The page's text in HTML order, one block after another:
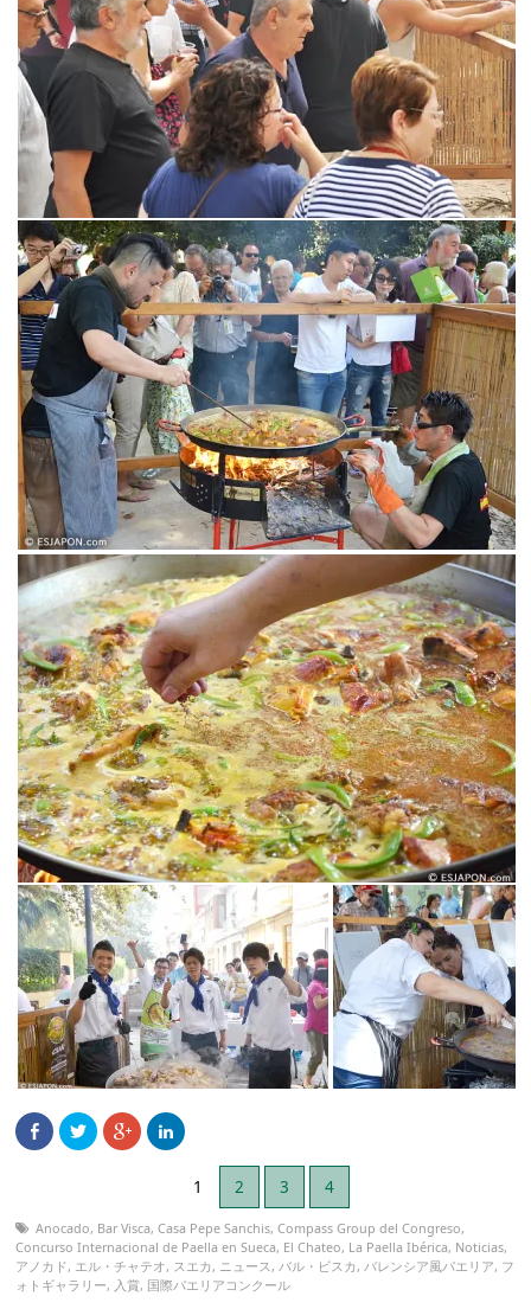
1 2 3 4
Anocado, Bar Visca,Casa Pepe Sanchis,Compass Group del Congreso,
Concurso Internacional de Paella en Sueca, El Chateo, La Paella Ibérica, Noticias,
アノカド, エル・チャテオ, スエカ, ニュース,バル・ビスカ,バレンシア風パエリア, フ
ォトギャラリー, 入賞, 国際パエリアコンクール